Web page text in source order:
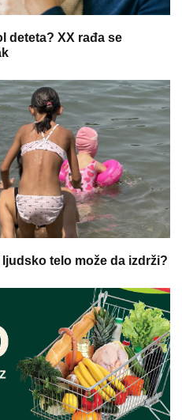
deteta? XX rađa se
telo može da izdrži?